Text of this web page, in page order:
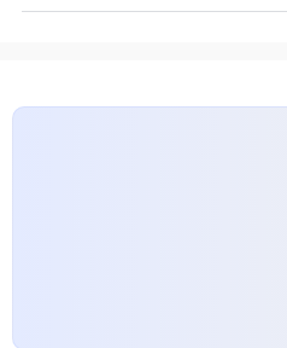
명보험은 사망 보장뿐 아니라 질병이